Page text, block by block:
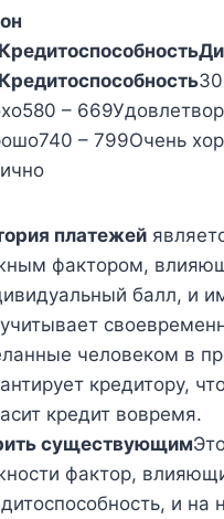
Кредитоспособность
Кредитоспособность
–
– 799Очень
платежей
фактором,
балл, и
человеком в
кредитору,
кредит вовремя.
существующим
фактор,
и на